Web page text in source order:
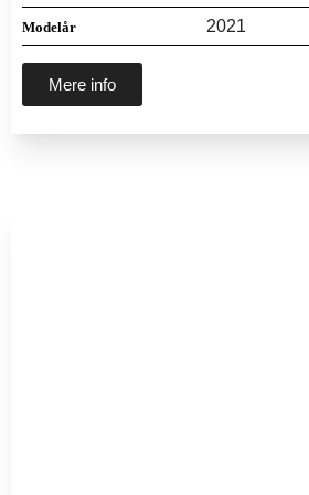
Modelår 2021
Mere info